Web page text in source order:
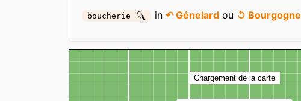
boucherie in↶ Génelard ou ↺ Bourgogne
Carte
Chargement de la carte